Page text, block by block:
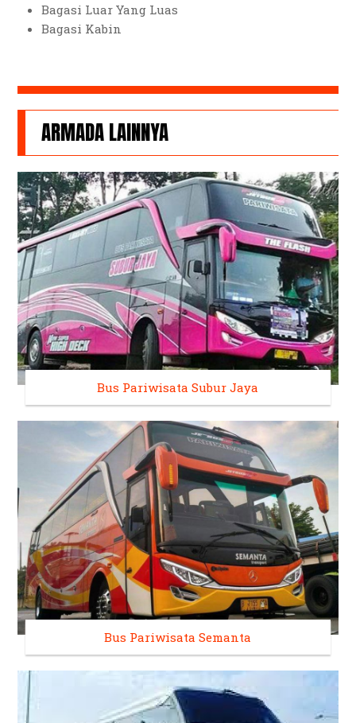
Bagasi Luar Yang Luas
Bagasi Kabin
ARMADA LAINNYA
Bus Pariwisata Subur Jaya
Bus Pariwisata Semanta